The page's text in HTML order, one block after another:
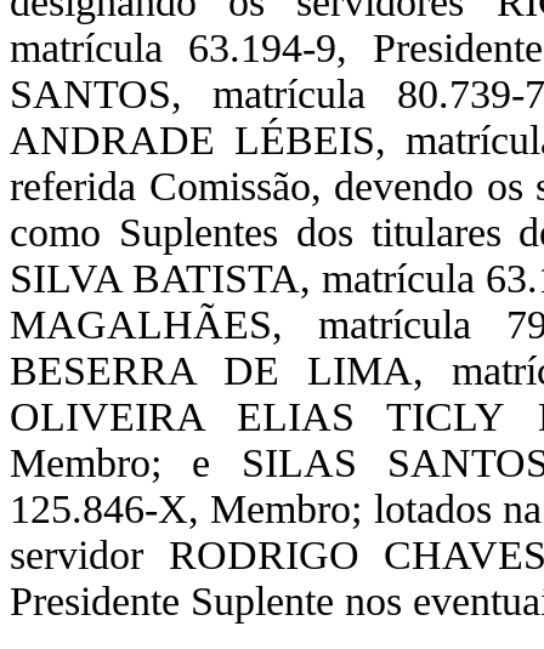
matrícula 63.194-9,
SANTOS, matrícula
ANDRADE LÉBEIS,
referida Comissão, devendo os
como Suplentes dos titulares
SILVA BATISTA, matrícula
MAGALHÃES, matrícula
BESERRA DE LIMA,
OLIVEIRA ELIAS TICLY
Membro; e SILAS
125.846-X, Membro; lotados
servidor RODRIGO
Presidente Suplente nos